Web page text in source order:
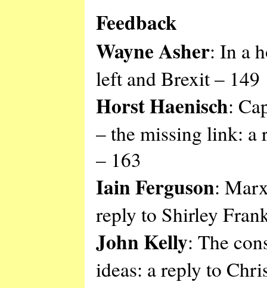
Feedback
Wayne Asher: In a
left and Brexit – 149
Horst Haenisch:
– the missing link: a
– 163
Iain Ferguson:
reply to Shirley
John Kelly: The
ideas: a reply to